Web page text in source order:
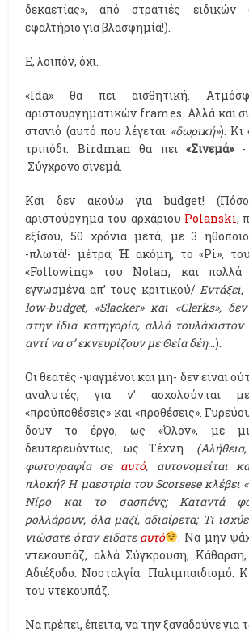
δεκαετίας», από στρατιές ειδικών
εφαλτήριο για βλασφημία!).
Ε, λοιπόν, όχι.
«Ida» θα πει αισθητική.
αριστουργηματικών frames. Αλλά και
στανιό (αυτό που λέγεται «δωρική»). Κι
τριπόδι. Birdman θα πει «Σινεμά»-
Σύγχρονο σινεμά.
Και δεν ακούω για budget!
αριστούργημα του αρχάριου Polanski,
εξίσου, 50 χρόνια μετά, με 3
-πλωτά!- μέτρα; Ή ακόμη, το «Pi»,
«Following» του Nolan, και πολλά
εγνωσμένα απ’ τους κριτικού/
low-budget, «Slacker» και «Clerks»,
στην ίδια κατηγορία, αλλά
αντί να σ’ εκνευρίζουν με Θεία δέη…).
Οι θεατές -ψαγμένοι και μη- δεν είναι
αναλυτές, για ν’ ασχολούνται
«προϋποθέσεις» και «προθέσεις».
δουν το έργο, ως «Όλον», με
δευτερευόντως, ως Τέχνη.
φωτογραφία σε αυτό, αυτονομείται
πλοκή? Η μαεστρία του Scorsese κλέβει
Νίρο και το σασπένς; Καταντά
ρολλάρουν, όλα μαζί, αδιαίρετα; Τι
νιώσατε όταν είδατε αυτό
. Να μην
ντεκουπάζ, αλλά Σύγκρουση,
Αδιέξοδο. Νοσταλγία. Παλιμπαιδισμό.
του ντεκουπάζ.
Να πρέπει, έπειτα, να την ξαναδούνε για